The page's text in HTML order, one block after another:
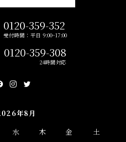
0120-359-352
受付時間：平日 9:00~17:00
0120-359-308
24時間対応
年8月
水 木 金
土